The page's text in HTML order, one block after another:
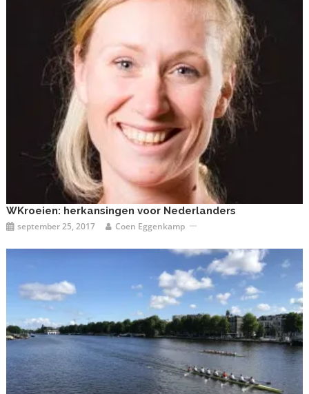
WKroeien: herkansingen voor Nederlanders
september 25, 2017 Coen Eggenkamp